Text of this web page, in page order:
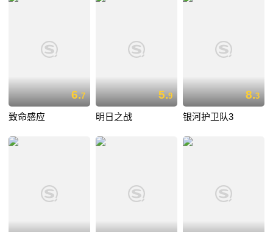
6.7
致命感应
5.9
明日之战
8.3
银河护卫队3